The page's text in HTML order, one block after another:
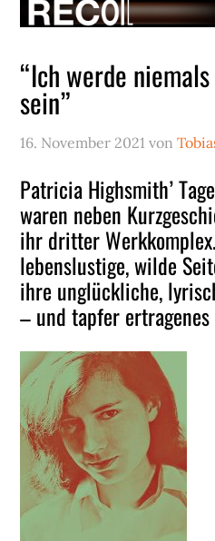
“Ich werde
sein”
16. November 2021 von
Patricia Highsmith’
waren neben
ihr dritter
lebenslustige, wilde
ihre unglückliche,
– und tapfer